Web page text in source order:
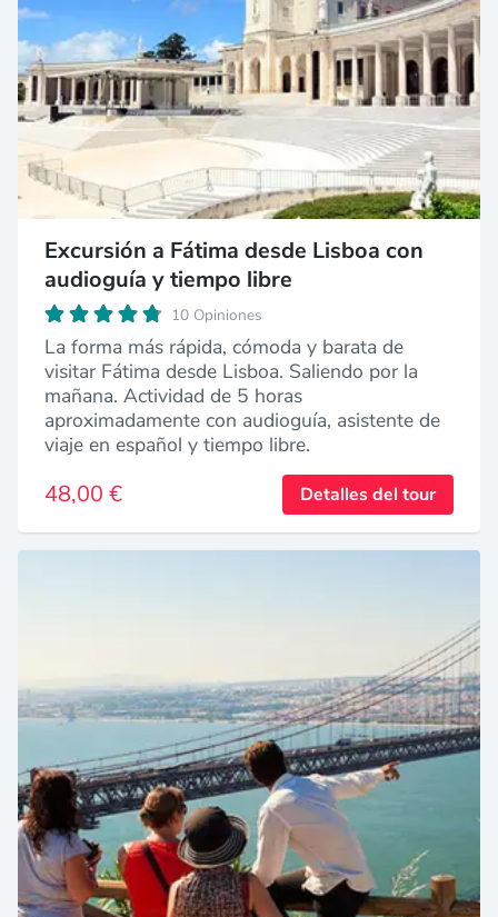
Excursión a Fátima desde Lisboa con
audioguía y tiempo libre
10 Opiniones
La forma más rápida, cómoda y barata de
visitar Fátima desde Lisboa. Saliendo por la
mañana. Actividad de 5 horas
aproximadamente con audioguía, asistente de
viaje en español y tiempo libre.
48,00 € Detalles del tour